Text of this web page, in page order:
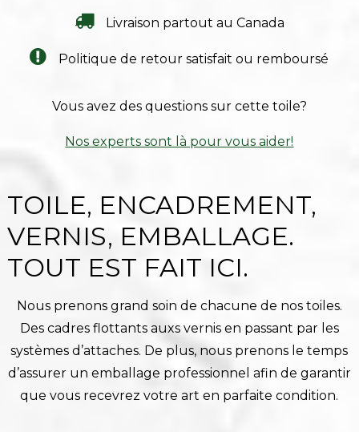
Livraison partout au Canada
Politique de retour satisfait ou remboursé
Vous avez des questions sur cette toile?
Nos experts sont là pour vous aider!
TOILE, ENCADREMENT,
VERNIS, EMBALLAGE.
TOUT EST FAIT ICI.
Nous prenons grand soin de chacune de nos toiles.
Des cadres flottants auxs vernis en passant par les
systèmes d’attaches. De plus, nous prenons le temps
d’assurer un emballage professionnel afin de garantir
que vous recevrez votre art en parfaite condition.